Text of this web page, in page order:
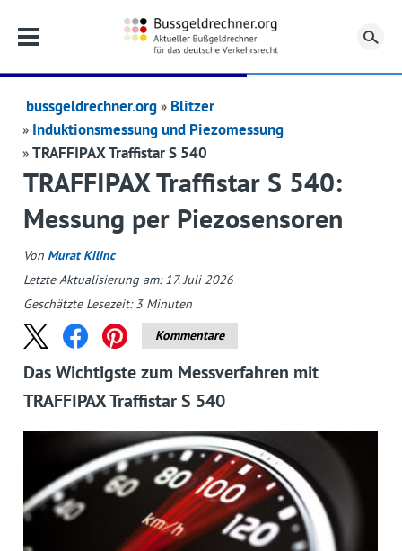
bussgeldrechner.org
Blitzer
Induktionsmessung und Piezomessung
TRAFFIPAX Traffistar S 540
TRAFFIPAX Traffistar S 540:
Messung per Piezosensoren
Von Murat Kilinc
Letzte Aktualisierung am: 17. Juli 2026
Geschätzte Lesezeit:3 Minuten
Kommentare
Das Wichtigste zum Messverfahren mit
TRAFFIPAX Traffistar S 540